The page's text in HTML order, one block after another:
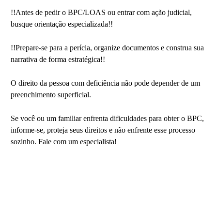
!!Antes de pedir o BPC/LOAS ou entrar com ação judicial,
busque orientação especializada!!
!!Prepare-se para a perícia, organize documentos e construa sua
narrativa de forma estratégica!!
O direito da pessoa com deficiência não pode depender de um
preenchimento superficial.
Se você ou um familiar enfrenta dificuldades para obter o BPC,
informe-se, proteja seus direitos e não enfrente esse processo
sozinho. Fale com um especialista!